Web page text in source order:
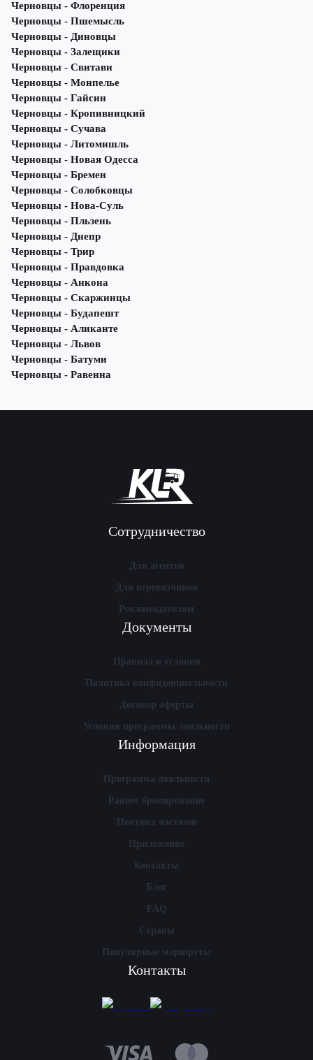
Черновцы - Флоренция
Черновцы - Пшемысль
Черновцы - Диновцы
Черновцы - Залещики
Черновцы - Свитави
Черновцы - Монпелье
Черновцы - Гайсин
Черновцы - Кропивницкий
Черновцы - Сучава
Черновцы - Литомишль
Черновцы - Новая Одесса
Черновцы - Бремен
Черновцы - Солобковцы
Черновцы - Нова-Суль
Черновцы - Пльзень
Черновцы - Днепр
Черновцы - Трир
Черновцы - Правдовка
Черновцы - Анкона
Черновцы - Скаржинцы
Черновцы - Будапешт
Черновцы - Аликанте
Черновцы - Львов
Черновцы - Батуми
Черновцы - Равенна
Сотрудничество
Для агентов
Для перевозчиков
Рекламодателям
Документы
Правила и условия
Политика конфиденциальности
Договор оферты
Условия программы лояльности
Информация
Программа лояльности
Раннее бронирование
Покупка частями
Приложение
Контакты
Блог
FAQ
Страны
Популярные маршруты
Контакты